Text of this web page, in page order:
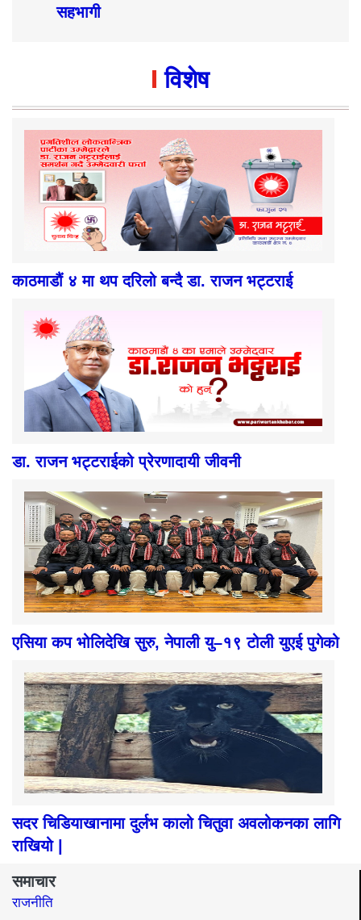
सहभागी
विशेष
काठमाडौं ४ मा थप दरिलो बन्दै डा. राजन भट्टराई
डा. राजन भट्टराईको प्रेरणादायी जीवनी
एसिया कप भोलिदेखि सुरु, नेपाली यु–१९ टोली युएई पुगेको
सदर चिडियाखानामा दुर्लभ कालो चितुवा अवलोकनका लागि
राखियो |
समाचार
राजनीति